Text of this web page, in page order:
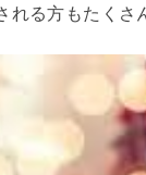
れる方もたく